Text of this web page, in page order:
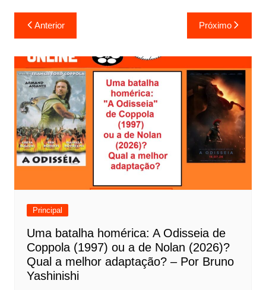
a
v
e
g
a
ç
ã
o
d
Anterior Próximo
Principal
Uma batalha homérica: A Odisseia de
Coppola (1997) ou a de Nolan (2026)?
Qual a melhor adaptação? – Por Bruno
Yashinishi